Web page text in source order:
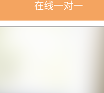
在线一对一